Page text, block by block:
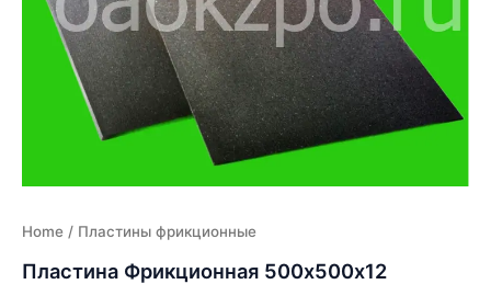
Home / Пластины фрикционные
Пластина Фрикционная 500х500х12